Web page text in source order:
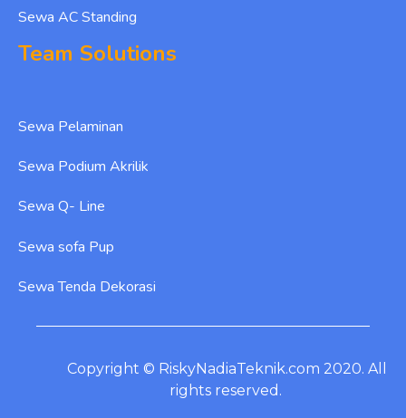
Sewa AC Standing
Team Solutions
Sewa Pelaminan
Sewa Podium Akrilik
Sewa Q- Line
Sewa sofa Pup
Sewa Tenda Dekorasi
Copyright © RiskyNadiaTeknik.com 2020. All
rights reserved.